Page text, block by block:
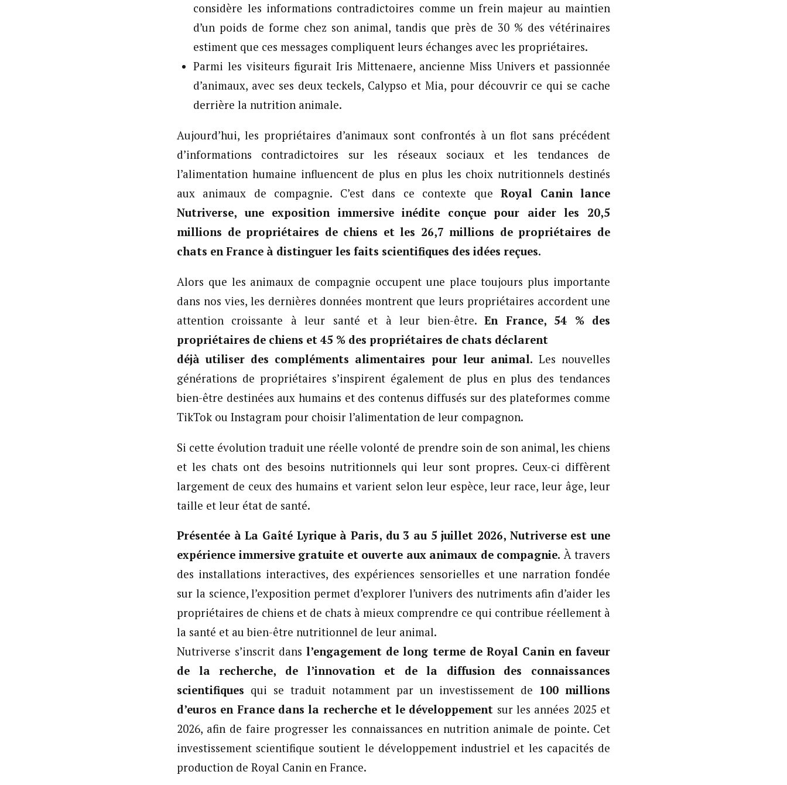
considère les informations contradictoires comme un frein majeur au maintien
d’un poids de forme chez son animal, tandis que près de 30 % des vétérinaires
estiment que ces messages compliquent leurs échanges avec les propriétaires.
Parmi les visiteurs figurait Iris Mittenaere, ancienne Miss Univers et passionnée
d’animaux, avec ses deux teckels, Calypso et Mia, pour découvrir ce qui se cache
derrière la nutrition animale.
Aujourd’hui, les propriétaires d’animaux sont confrontés à un flot sans précédent
d’informations contradictoires sur les réseaux sociaux et les tendances de
l’alimentation humaine influencent de plus en plus les choix nutritionnels destinés
aux animaux de compagnie. C’est dans ce contexte queRoyal Canin lance
Nutriverse, une exposition immersive inédite conçue pour aider les 20,5
millions de propriétaires de chiens et les 26,7 millions de propriétaires de
chats en France à distinguer les faits scientifiques des idées reçues.
Alors que les animaux de compagnie occupent une place toujours plus importante
dans nos vies, les dernières données montrent que leurs propriétaires accordent une
attention croissante à leur santé et à leur bien-être.En France, 54 % des
propriétaires de chiens et 45 % des propriétaires de chats déclarent
déjà utiliser des compléments alimentaires pour leur animal. Les nouvelles
générations de propriétaires s’inspirent également de plus en plus des tendances
bien-être destinées aux humains et des contenus diffusés sur des plateformes comme
TikTok ou Instagram pour choisir l’alimentation de leur compagnon.
Si cette évolution traduit une réelle volonté de prendre soin de son animal, les chiens
et les chats ont des besoins nutritionnels qui leur sont propres. Ceux-ci diffèrent
largement de ceux des humains et varient selon leur espèce, leur race, leur âge, leur
taille et leur état de santé.
Présentée à La Gaîté Lyrique à Paris, du 3 au 5 juillet 2026, Nutriverse est une
expérience immersive gratuite et ouverte aux animaux de compagnie. À travers
des installations interactives, des expériences sensorielles et une narration fondée
sur la science, l’exposition permet d’explorer l’univers des nutriments afin d’aider les
propriétaires de chiens et de chats à mieux comprendre ce qui contribue réellement à
la santé et au bien-être nutritionnel de leur animal.
Nutriverse s’inscrit dansl’engagement de long terme de Royal Canin en faveur
de la recherche, de l’innovation et de la diffusion des connaissances
scientifiques qui se traduit notamment par un investissement de 100 millions
d’euros en France dans la recherche et le développement sur les années 2025 et
2026, afin de faire progresser les connaissances en nutrition animale de pointe. Cet
investissement scientifique soutient le développement industriel et les capacités de
production de Royal Canin en France.